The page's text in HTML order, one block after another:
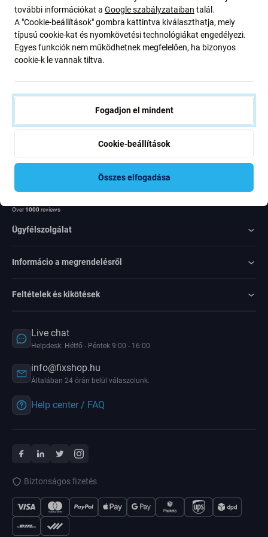
ajánlatunkról szóló kedvezményekről és hírekről. Ugyanakkor
ennek az űrlapnak a benyújtásával megerősítem, hogy több mint
16 éves vagyok
Egyetértek azzal, hogy híreket kapjak
Over1000reviews
Ügyfélszolgálat
Informácio a megrendelésről
Feltételek és kikötések
Live chat
Helpdesk: Hétfő - Péntek 9:00 - 16:00
info@fixshop.hu
Általában 24 órán belül válaszolunk.
Help center / FAQ
Biztonságos fizetés
további információkat a Google szabályzataiban talál.
A "Cookie-beállítások" gombra kattintva kiválaszthatja, mely
típusú cookie-kat és nyomkövetési technológiákat engedélyezi.
Egyes funkciók nem működhetnek megfelelően, ha bizonyos
cookie-k le vannak tiltva.
Fogadjon el mindent
Cookie-beállítások
Összes elfogadása